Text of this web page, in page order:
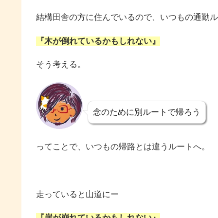
結構田舎の方に住んでいるので、いつもの通勤
『木が倒れているかもしれない』
そう考える。
念のために別ルートで帰ろう
ってことで、いつもの帰路とは違うルートへ。
走っていると山道にー